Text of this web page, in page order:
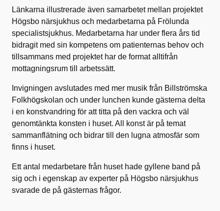
Länkarna illustrerade även samarbetet mellan projektet
Högsbo närsjukhus och medarbetarna på Frölunda
specialistsjukhus. Medarbetarna har under flera års tid
bidragit med sin kompetens om patienternas behov och
tillsammans med projektet har de format alltifrån
mottagningsrum till arbetssätt.
Invigningen avslutades med mer musik från Billströmska
Folkhögskolan och under lunchen kunde gästerna delta
i en konstvandring för att titta på den vackra och väl
genomtänkta konsten i huset. All konst är på temat
sammanflätning och bidrar till den lugna atmosfär som
finns i huset.
Ett antal medarbetare från huset hade gyllene band på
sig och i egenskap av experter på Högsbo närsjukhus
svarade de på gästernas frågor.